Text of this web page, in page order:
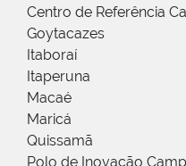
Centro de Referência
Goytacazes
Itaboraí
Itaperuna
Macaé
Maricá
Quissamã
Polo de Inovação